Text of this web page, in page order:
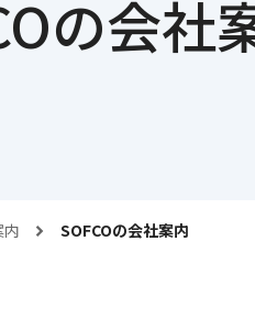
の会社
内 SOFCOの会社案内